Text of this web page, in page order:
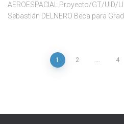
AEROESPACIAL Proyecto/GT/UID/
Sebastián DELNERO Beca para
Paginación
entradas
1 2 … 4